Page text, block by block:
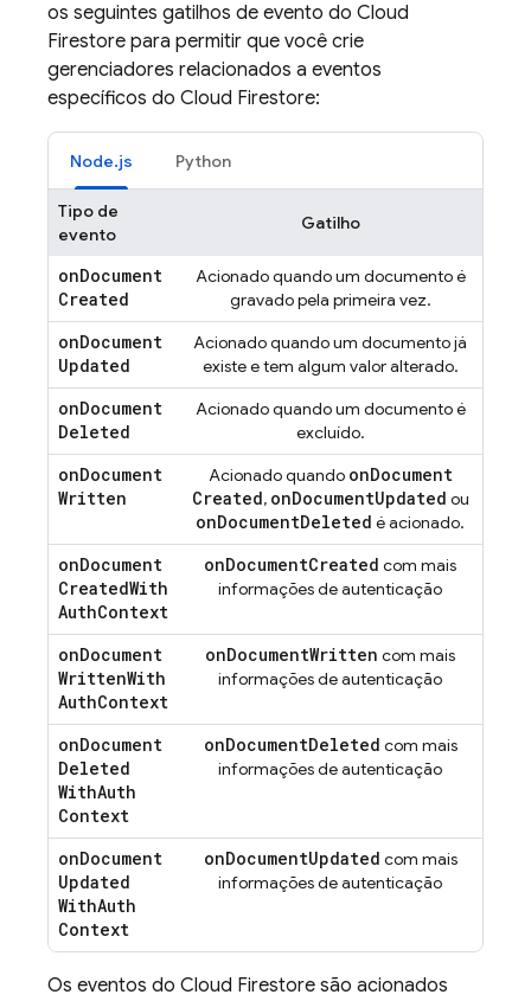
os seguintes gatilhos de evento do Cloud
Firestore para permitir que você crie
gerenciadores relacionados a eventos
específicos do Cloud Firestore:
Node.js Python
Tipo de
evento
Gatilho
onDocument
Created
Acionado quando um documento é
gravado pela primeira vez.
onDocument
Updated
Acionado quando um documento já
existe e tem algum valor alterado.
onDocument
Deleted
Acionado quando um documento é
excluído.
onDocument
Written
Acionado quando onDocument
Created, onDocumentUpdated ou
onDocumentDeleted é acionado.
onDocument
CreatedWith
AuthContext
onDocumentCreated com mais
informações de autenticação
onDocument
WrittenWith
AuthContext
onDocumentWritten com mais
informações de autenticação
onDocument
Deleted
WithAuth
Context
onDocumentDeleted com mais
informações de autenticação
onDocument
Updated
WithAuth
Context
onDocumentUpdated com mais
informações de autenticação
Os eventos do Cloud Firestore são acionados